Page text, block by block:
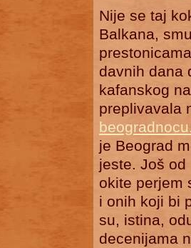
Nije se taj
Balkana,
davnih dana
kafanskog
preplivavala
je Beograd
jeste. Još
okite perjem
i onih koji bi
su, istina,
decenijama